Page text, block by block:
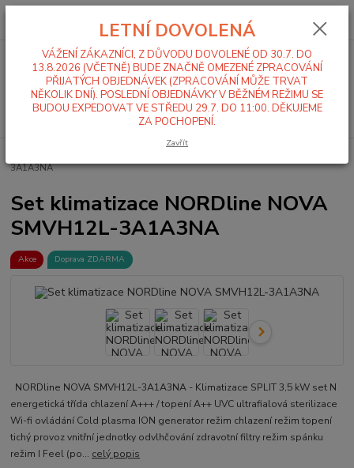
Menu
Hledat
0,00 Kč
3A1A3NA
Set klimatizace NORDline NOVA
SMVH12L-3A1A3NA
Akce Doprava ZDARMA
NORDline NOVA SMVH12L-3A1A3NA - Klimatizace SPLIT 3,5 kW set N
energetická třída chlazení A+++ / topení A++ UVC ultrafialová sterilizace
Wi-fi ovládání Cold plasma ION generator režim chlazení režim topení
tichý provoz vnitřní jednotky odvlhčování zdravotní filtry režim spánku
režim I Feel (po... celý popis
LETNÍ DOVOLENÁ
VÁŽENÍ ZÁKAZNÍCI, Z DŮVODU DOVOLENÉ OD 30.7. DO
13.8.2026 (VČETNĚ) BUDE ZNAČNĚ OMEZENÉ ZPRACOVÁNÍ
PŘIJATÝCH OBJEDNÁVEK (ZPRACOVÁNÍ MŮŽE TRVAT
NĚKOLIK DNÍ). POSLEDNÍ OBJEDNÁVKY V BĚŽNÉM REŽIMU SE
BUDOU EXPEDOVAT VE STŘEDU 29.7. DO 11:00. DĚKUJEME
ZA POCHOPENÍ.
Zavřít